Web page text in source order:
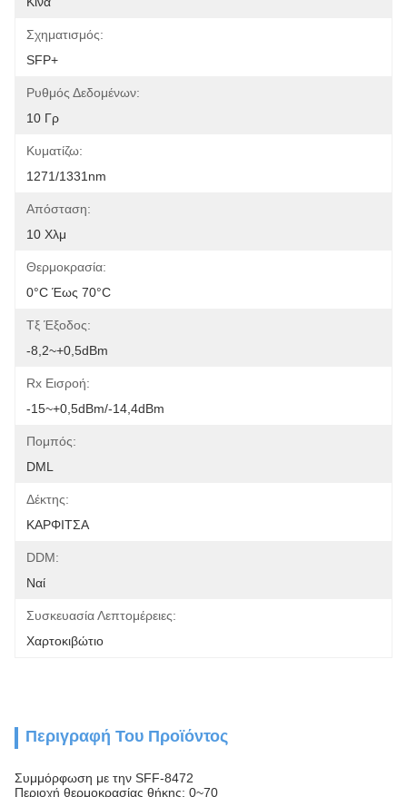
Σχηματισμός:
SFP+
Ρυθμός Δεδομένων:
10 Γρ
Κυματίζω:
1271/1331nm
Απόσταση:
10 Χλμ
Θερμοκρασία:
0°C Έως 70°C
Τξ Έξοδος:
-8,2~+0,5dBm
Rx Εισροή:
-15~+0,5dBm/-14,4dBm
Πομπός:
DML
Δέκτης:
ΚΑΡΦΙΤΣΑ
DDM:
Ναί
Συσκευασία Λεπτομέρειες:
Χαρτοκιβώτιο
Περιγραφή Του Προϊόντος
Συμμόρφωση με την SFF-8472
Περιοχή θερμοκρασίας θήκης: 0~70